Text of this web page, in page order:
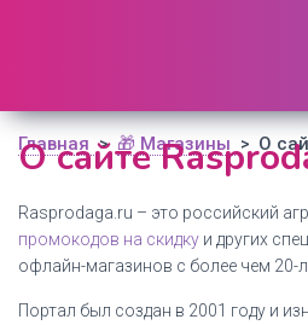
Главная > 🎁 Магазины > О
О сайте
Rasprodaga.ru – это российский
промокодов на скидку и других
офлайн-магазинов с более чем 20-
Портал был создан в 2001 году и